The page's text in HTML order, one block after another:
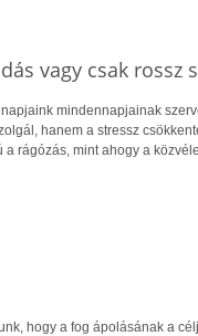
vagy csak rossz
mindennapjainak
hanem a stressz
a rágózás, mint ahogy a
hogy a fog ápolásának a